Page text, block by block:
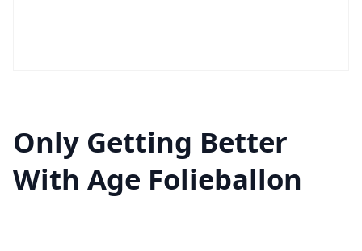
Only Getting Better
With Age Folieballon